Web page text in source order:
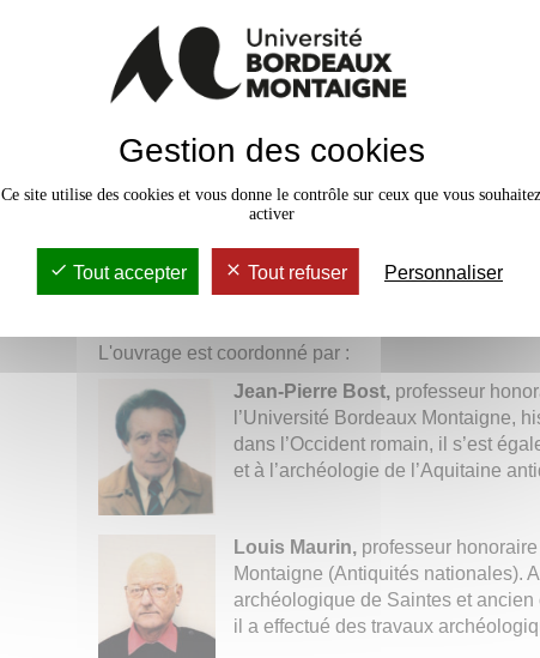
Un livre issu de la recherche à
L'ouvrage est coordonné par :
Jean-Pierre Bost,professeur
l’Université Bordeaux Montaigne,
dans l’Occident romain, il s’est
et à l’archéologie de l’Aquitaine
Louis Maurin,professeur
Montaigne (Antiquités nationales).
archéologique de Saintes et ancien
il a effectué des travaux
Gestion des cookies
Ce site utilise des cookies et vous donne le contrôle sur ceux que vous souhaitez
activer
Tout accepter Tout refuser Personnaliser